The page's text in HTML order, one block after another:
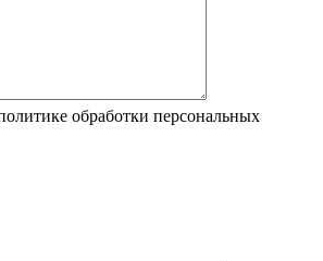
обработки персональных